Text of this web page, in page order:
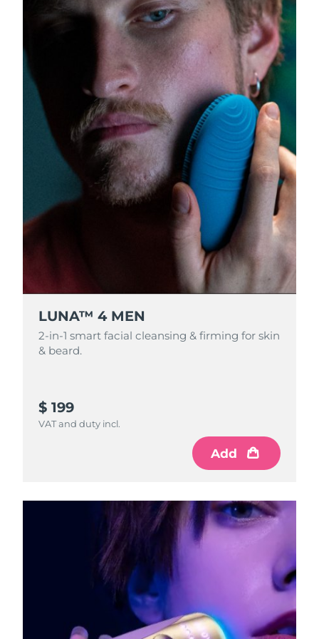
LUNA™ 4 MEN
2-in-1 smart facial cleansing & firming for skin
& beard.
$ 199
VAT and duty incl.
Add